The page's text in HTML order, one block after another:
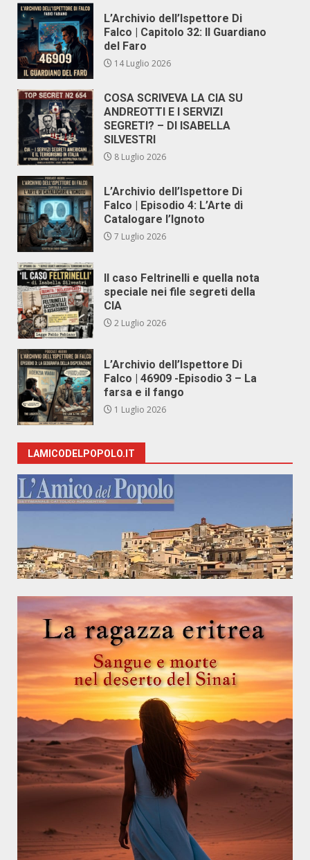
L’Archivio dell’Ispettore Di
Falco | Capitolo 32: Il Guardiano
del Faro
14 Luglio 2026
COSA SCRIVEVA LA CIA SU
ANDREOTTI E I SERVIZI
SEGRETI? – DI ISABELLA
SILVESTRI
8 Luglio 2026
L’Archivio dell’Ispettore Di
Falco | Episodio 4: L’Arte di
Catalogare l’Ignoto
7 Luglio 2026
Il caso Feltrinelli e quella nota
speciale nei file segreti della
CIA
2 Luglio 2026
L’Archivio dell’Ispettore Di
Falco | 46909 -Episodio 3 – La
farsa e il fango
1 Luglio 2026
LAMICODELPOPOLO.IT